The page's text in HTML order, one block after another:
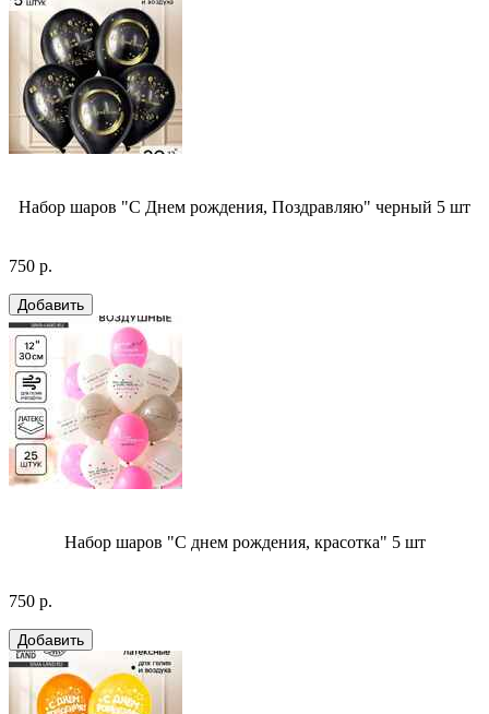
Набор шаров "С Днем рождения, Поздравляю" черный 5 шт
750 р.
Набор шаров "С днем рождения, красотка" 5 шт
750 р.